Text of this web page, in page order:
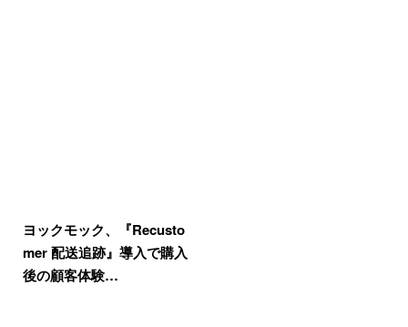
ヨックモック、『Recusto
mer 配送追跡』導入で購入
後の顧客体験…